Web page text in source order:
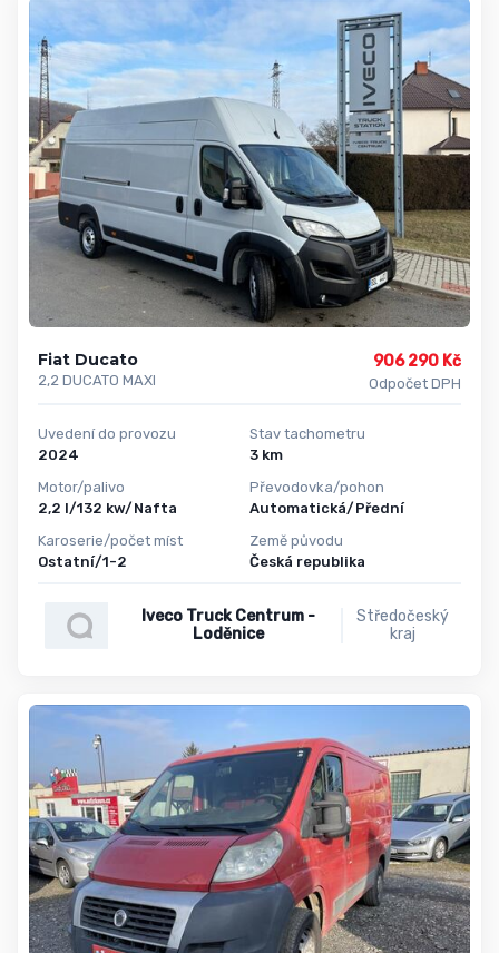
Fiat Ducato
2,2 DUCATO MAXI
906 290 Kč
Odpočet DPH
Uvedení do provozu
2024
Motor/palivo
2,2 l/132 kw/Nafta
Karoserie/počet míst
Ostatní/1-2
Stav tachometru
3 km
Převodovka/pohon
Automatická/Přední
Země původu
Česká republika
Iveco Truck Centrum -
Loděnice
Středočeský
kraj